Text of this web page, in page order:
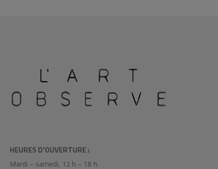
HEURES D'OUVERTURE :
Mardi – samedi, 12 h – 18 h